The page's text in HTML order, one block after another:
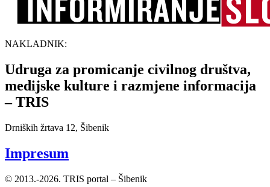
NAKLADNIK:
Udruga za promicanje civilnog društva,
medijske kulture i razmjene informacija
– TRIS
Drniških žrtava 12, Šibenik
Impresum
© 2013.-2026. TRIS portal – Šibenik